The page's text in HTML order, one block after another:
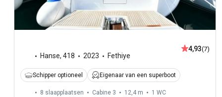
Hanse, 418 2023 Fethiye
4,93(7)
Schipper optioneel Eigenaar van een superboot
8 slaapplaatsen Cabine 3 12,4 m 1 WC